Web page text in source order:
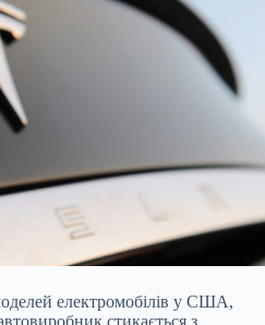
електромобілів у США,